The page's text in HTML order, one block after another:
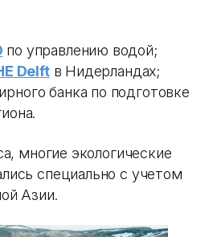
по управлению водой;
Delftв Нидерландах;
банка по подготовке
многие экологические
специально с учетом
Азии.